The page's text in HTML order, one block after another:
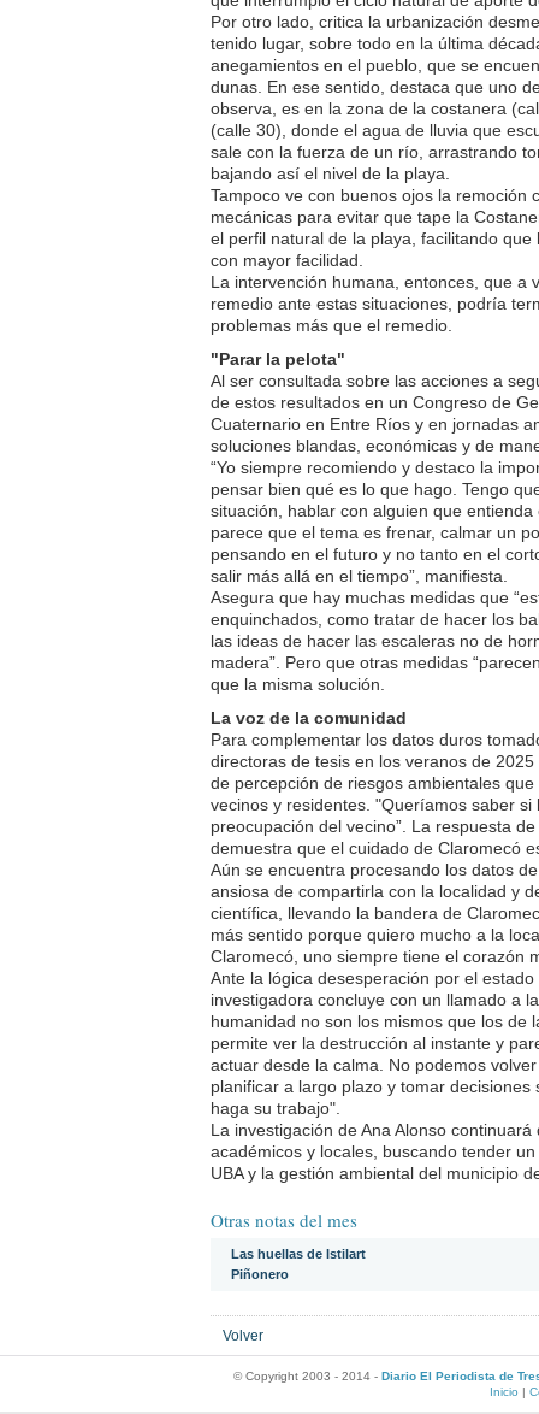
Por otro lado, critica la urbanización
tenido lugar, sobre todo en la última
anegamientos en el pueblo, que se
dunas. En ese sentido, destaca que uno
observa, es en la zona de la costanera
(calle 30), donde el agua de lluvia que
sale con la fuerza de un río, arrastrando
bajando así el nivel de la playa.
Tampoco ve con buenos ojos la remoción
mecánicas para evitar que tape la
el perfil natural de la playa, facilitando
con mayor facilidad.
La intervención humana, entonces, que a
remedio ante estas situaciones, podría
problemas más que el remedio.
"Parar la pelota"
Al ser consultada sobre las acciones a
de estos resultados en un Congreso de
Cuaternario en Entre Ríos y en jornadas
soluciones blandas, económicas y de
“Yo siempre recomiendo y destaco la
pensar bien qué es lo que hago. Tengo
situación, hablar con alguien que
parece que el tema es frenar, calmar un
pensando en el futuro y no tanto en el
salir más allá en el tiempo”, manifiesta.
Asegura que hay muchas medidas que
enquinchados, como tratar de hacer los
las ideas de hacer las escaleras no de
madera”. Pero que otras medidas
que la misma solución.
La voz de la comunidad
Para complementar los datos duros
directoras de tesis en los veranos de
de percepción de riesgos ambientales
vecinos y residentes. "Queríamos saber
preocupación del vecino”. La respuesta
demuestra que el cuidado de Claromecó
Aún se encuentra procesando los datos
ansiosa de compartirla con la localidad y
científica, llevando la bandera de
más sentido porque quiero mucho a la
Claromecó, uno siempre tiene el corazón
Ante la lógica desesperación por el
investigadora concluye con un llamado a
humanidad no son los mismos que los de
permite ver la destrucción al instante y
actuar desde la calma. No podemos
planificar a largo plazo y tomar
haga su trabajo".
La investigación de Ana Alonso
académicos y locales, buscando tender
UBA y la gestión ambiental del municipio
Otras notas del mes
Las huellas de Istilart
Piñonero
Volver
© Copyright 2003 - 2014 - Diario El Periodista de
Inicio |